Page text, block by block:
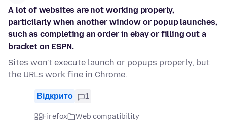
A lot of websites are not working properly,
particilarly when another window or popup launches,
such as completing an order in ebay or filling out a
bracket on ESPN.
Sites won't execute launch or popups properly, but
the URLs work fine in Chrome.
Відкрито 1
Firefox
Web compatibility